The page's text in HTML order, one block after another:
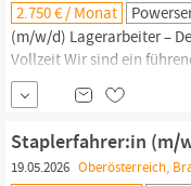
2.750 € / Monat
(m/w/d) Lagerarbeiter –
Vollzeit Wir sind ein
Karrierechancen. Wir sind
Unternehmen erfolgreich
im Raum Leonding oder...
Staplerfahrer:in (m/
19.05.2026 Oberösterreich,